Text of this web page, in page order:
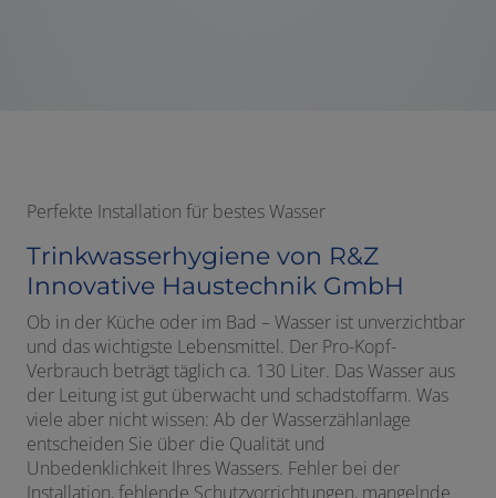
Perfekte Installation für bestes Wasser
Trinkwasserhygiene von R&Z
Innovative Haustechnik GmbH
Ob in der Küche oder im Bad – Wasser ist unverzichtbar
und das wichtigste Lebensmittel. Der Pro-Kopf-
Verbrauch beträgt täglich ca. 130 Liter. Das Wasser aus
der Leitung ist gut überwacht und schadstoffarm. Was
viele aber nicht wissen: Ab der Wasserzählanlage
entscheiden Sie über die Qualität und
Unbedenklichkeit Ihres Wassers. Fehler bei der
Installation, fehlende Schutzvorrichtungen, mangelnde